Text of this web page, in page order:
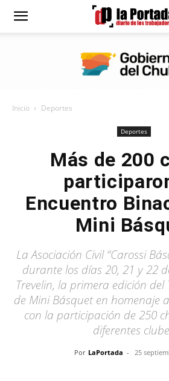
Diario
Inicio Deportes
Deportes
Más de 200
Encuentro
Mini
La Asociación Civil “Carossi
durante los días 20, 21 y 22
Trevelin, la primera edición
de Mini Básquet en homenaje
con la participación de 250
diferentes
Por LaPortada - 25